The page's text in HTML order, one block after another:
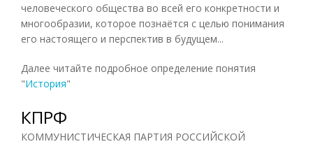
человеческого общества во всей его конкретности и
многообразии, которое познаётся с целью понимания
его настоящего и перспектив в будущем...
Далее читайте подробное определение понятия
"История"
КПРФ
КОММУНИСТИЧЕСКАЯ ПАРТИЯ РОССИЙСКОЙ